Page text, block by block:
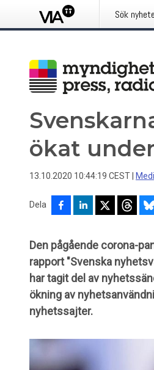
Sök
ökat
13.10.2020 10:44:19 CEST
Dela
Den pågående corona-
rapport "Svenska
har tagit del av
ökning av
nyhetssajter.